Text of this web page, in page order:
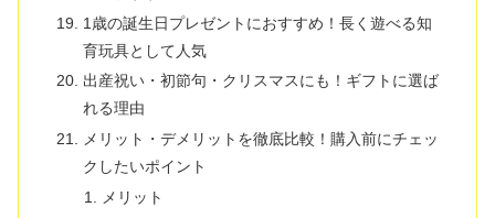
1歳の誕生日プレゼントにおすすめ！長く遊べる知
育玩具として人気
出産祝い・初節句・クリスマスにも！ギフトに選ば
れる理由
メリット・デメリットを徹底比較！購入前にチェッ
クしたいポイント
メリット